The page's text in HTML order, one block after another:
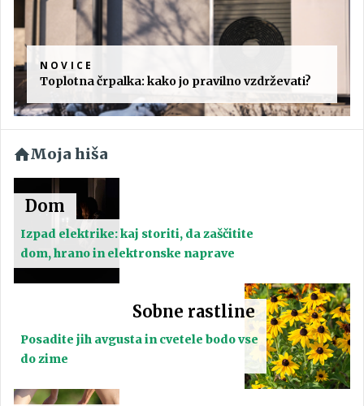
NOVICE
Toplotna črpalka: kako jo pravilno vzdrževati?
Moja hiša
Dom
Izpad elektrike: kaj storiti, da zaščitite
dom, hrano in elektronske naprave
Sobne rastline
Posadite jih avgusta in cvetele bodo vse
do zime